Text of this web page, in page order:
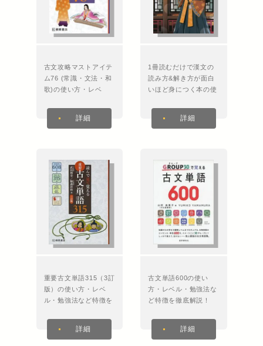
古文攻略マストアイテ
ム76 (常識・文法・和
歌)の使い方・レベ
徹底解説！
詳細
1冊読むだけで漢文の
読み方&解き方が面白
いほど身につく本の使
など特徴を徹底解説！
詳細
重要古文単語315（3訂
版）の使い方・レベ
ル・勉強法など特徴を
詳細
古文単語600の使い
方・レベル・勉強法な
ど特徴を徹底解説！
詳細